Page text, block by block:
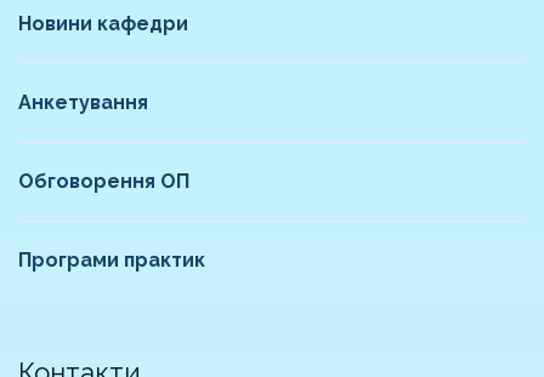
Новини кафедри
Анкетування
Обговорення ОП
Програми практик